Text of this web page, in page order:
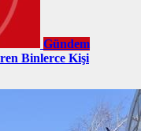
Gündem
Binlerce Kişi